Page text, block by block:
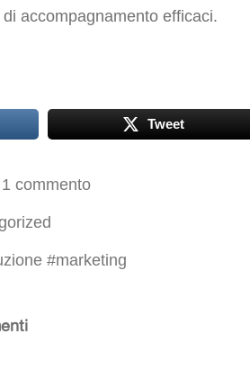
accompagnamento efficaci.
Tweet
1 commento
#marketing